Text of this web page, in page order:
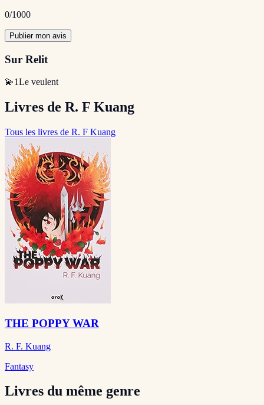
0/1000
Publier mon avis
Sur Relit
💫1Le veulent
Livres de R. F Kuang
Tous les livres de R. F Kuang
THE POPPY WAR
R. F. Kuang
Fantasy
Livres du même genre